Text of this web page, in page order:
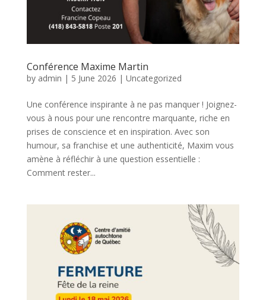
Conférence Maxime Martin
by admin | 5 June 2026 | Uncategorized
Une conférence inspirante à ne pas manquer ! Joignez-
vous à nous pour une rencontre marquante, riche en
prises de conscience et en inspiration. Avec son
humour, sa franchise et une authenticité, Maxim vous
amène à réfléchir à une question essentielle :
Comment rester...